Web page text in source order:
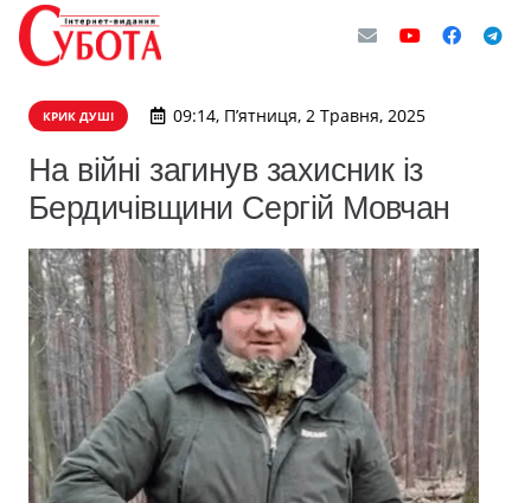
КРИК ДУШІ 09:14, П’ятниця, 2 Травня, 2025
На війні загинув захисник із
Бердичівщини Сергій Мовчан